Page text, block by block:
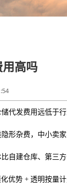
用高吗
代发费用远低于
形杂费，中小卖
自建仓库、第三
优势 + 透明按量